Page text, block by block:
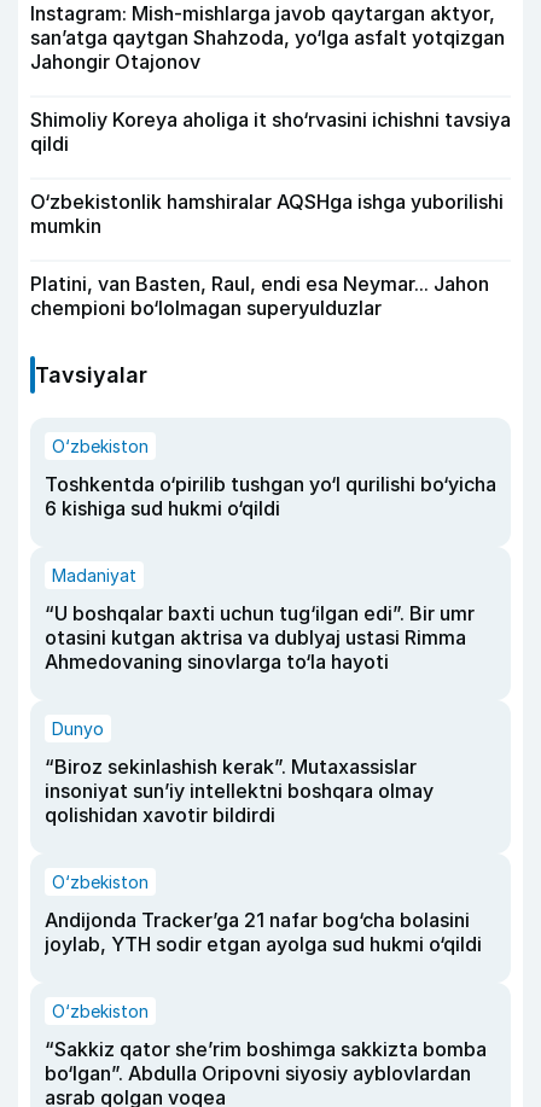
Instagram: Mish-mishlarga javob qaytargan aktyor,
san’atga qaytgan Shahzoda, yo‘lga asfalt yotqizgan
Jahongir Otajonov
Shimoliy Koreya aholiga it sho‘rvasini ichishni tavsiya
qildi
O‘zbekistonlik hamshiralar AQSHga ishga yuborilishi
mumkin
Platini, van Basten, Raul, endi esa Neymar... Jahon
chempioni bo‘lolmagan superyulduzlar
Tavsiyalar
O‘zbekiston
Toshkentda o‘pirilib tushgan yo‘l qurilishi bo‘yicha
6 kishiga sud hukmi o‘qildi
Madaniyat
“U boshqalar baxti uchun tug‘ilgan edi”. Bir umr
otasini kutgan aktrisa va dublyaj ustasi Rimma
Ahmedovaning sinovlarga to‘la hayoti
Dunyo
“Biroz sekinlashish kerak”. Mutaxassislar
insoniyat sun’iy intellektni boshqara olmay
qolishidan xavotir bildirdi
O‘zbekiston
Andijonda Tracker’ga 21 nafar bog‘cha bolasini
joylab, YTH sodir etgan ayolga sud hukmi o‘qildi
O‘zbekiston
“Sakkiz qator she’rim boshimga sakkizta bomba
bo‘lgan”. Abdulla Oripovni siyosiy ayblovlardan
asrab qolgan voqea